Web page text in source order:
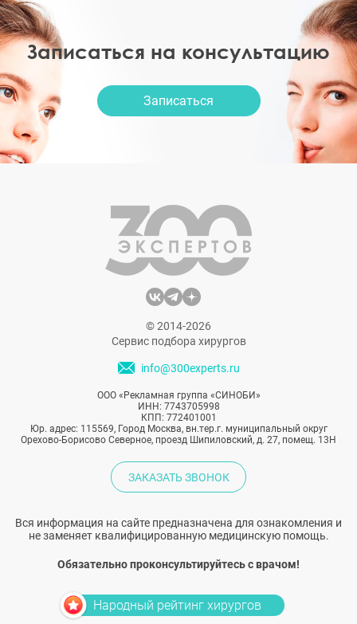
Записаться на консультацию
Записаться
© 2014-2026
Сервис подбора хирургов
info@300experts.ru
ООО «Рекламная группа «СИНОБИ»
ИНН: 7743705998
КПП: 772401001
Юр. адрес: 115569, Город Москва, вн.тер.г. муниципальный округ
Орехово-Борисово Северное, проезд Шипиловский, д. 27, помещ. 13Н
ЗАКАЗАТЬ ЗВОНОК
Вся информация на сайте предназначена для ознакомления и
не заменяет квалифицированную медицинскую помощь.
Обязательно проконсультируйтесь с врачом!
Народный рейтинг хирургов